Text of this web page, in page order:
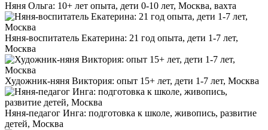
Няня Ольга: 10+ лет опыта, дети 0-10 лет, Москва, вахта
Няня-воспитатель Екатерина: 21 год опыта, дети 1-7 лет,
Москва
Художник-няня Виктория: опыт 15+ лет, дети 1-7 лет, Москва
Няня-педагог Инга: подготовка к школе, живопись, развитие
детей, Москва